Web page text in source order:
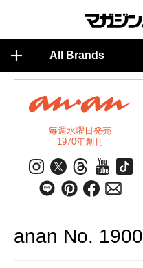
All Brands
毎週水曜日発売
1970年創刊
anan No. 1900